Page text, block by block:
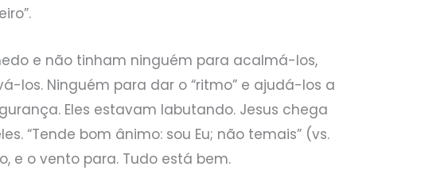
e não tinham ninguém para acalmá-los,
los. Ninguém para dar o “ritmo” e ajudá-los a
Eles estavam labutando. Jesus chega
“Tende bom ânimo: sou Eu; não temais” (vs.
e o vento para. Tudo está bem.